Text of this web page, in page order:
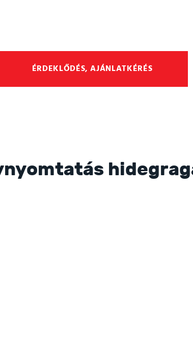
ÉRDEKLŐDÉS, AJÁNLATKÉRÉS